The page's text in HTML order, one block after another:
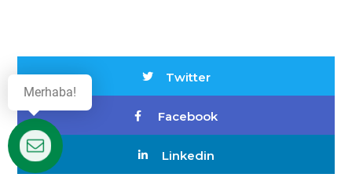
Twitter
Facebook
Linkedin
Destek
Merhaba!